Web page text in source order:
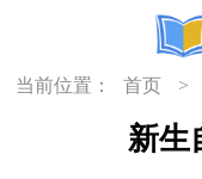
当前位置： 首页 >
新生